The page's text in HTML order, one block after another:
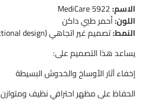
الاسم:
اللون:أحمر طبي داكن
النمط:تصميم غير اتجاهي (Non-directional design)
يساعد هذا التصميم على:
إخفاء آثار الأوساخ والخدوش البسيطة
الحفاظ على مظهر احترافي نظيف ومتوازن